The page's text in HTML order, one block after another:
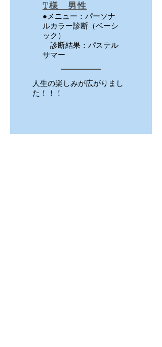
T様 男性
●メニュー：パーソナ
ルカラー診断（ベーシ
ック）
診断結果：パステル
サマー
人生の楽しみが広がりまし
た！！！